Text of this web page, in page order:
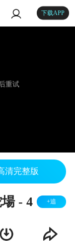
下载APP
重试
清完整版
- 4 +追